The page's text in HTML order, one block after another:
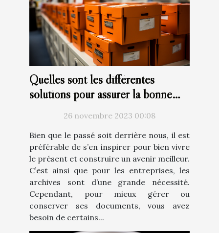
Quelles sont les différentes
solutions pour assurer la bonne
gestion des archives ?
26 novembre 2023 00:08
Bien que le passé soit derrière nous, il est
préférable de s’en inspirer pour bien vivre
le présent et construire un avenir meilleur.
C’est ainsi que pour les entreprises, les
archives sont d’une grande nécessité.
Cependant, pour mieux gérer ou
conserver ses documents, vous avez
besoin de certains...